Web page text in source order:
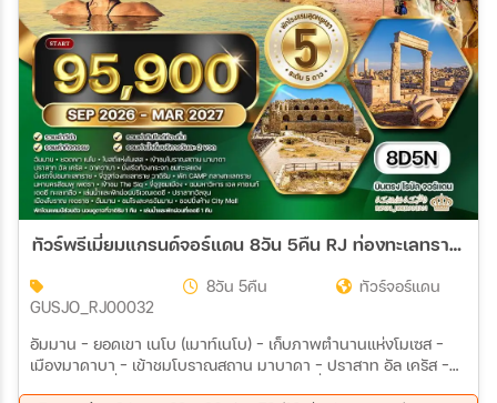
ทัวร์พรีเมี่ยมแกรนด์จอร์แดน 8วัน 5คืน RJ ท่องทะเลทราย และ พักทะเลเดดซี
GUSJO_RJ00032
8วัน 5คืน ทัวร์จอร์แดน
อัมมาน – ยอดเขา เนโบ (เมาท์เนโบ) – เก็บภาพตำนานแห่งโมเซส -
เมืองมาดาบา – เข้าชมโบราณสถาน มาบาดา – ปราสาท อัล เครัส –